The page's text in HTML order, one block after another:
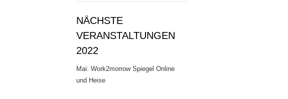
NÄCHSTE
VERANSTALTUNGEN
2022
Mai: Work2morrow Spiegel Online
und Heise